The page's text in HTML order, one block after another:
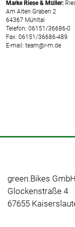
Marke Riese & Müller:
Am Alten Graben 2
64367 Mühltal
Telefon: 06151/36686-0
Fax: 06151/36686-489
E-mail: team@r-m.de
green.Bikes GmbH
Glockenstraße 4
67655